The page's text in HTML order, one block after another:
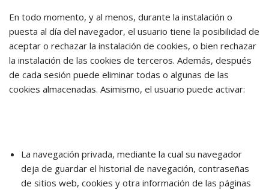
En todo momento, y al menos, durante la instalación o
puesta al día del navegador, el usuario tiene la posibilidad de
aceptar o rechazar la instalación de cookies, o bien rechazar
la instalación de las cookies de terceros. Además, después
de cada sesión puede eliminar todas o algunas de las
cookies almacenadas. Asimismo, el usuario puede activar:
La navegación privada, mediante la cual su navegador
deja de guardar el historial de navegación, contraseñas
de sitios web, cookies y otra información de las páginas